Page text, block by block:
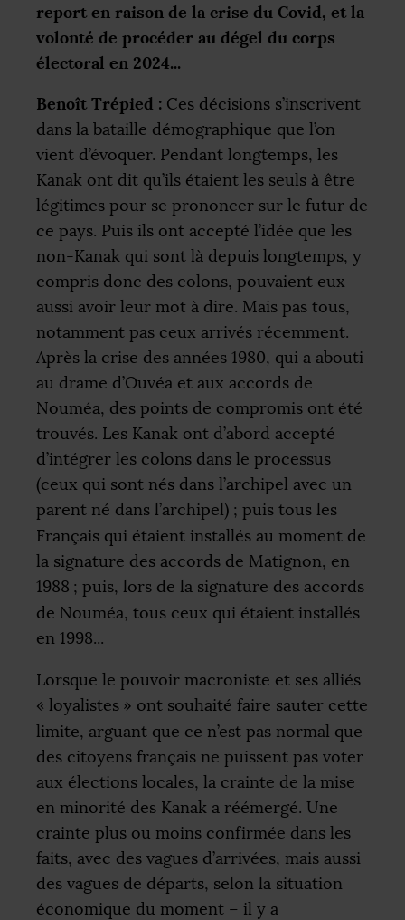
report en raison de la crise du Covid, et la
volonté de procéder au dégel du corps
électoral en 2024...
Benoît Trépied : Ces décisions s’inscrivent
dans la bataille démographique que l’on
vient d’évoquer. Pendant longtemps, les
Kanak ont dit qu’ils étaient les seuls à être
légitimes pour se prononcer sur le futur de
ce pays. Puis ils ont accepté l’idée que les
non-Kanak qui sont là depuis longtemps, y
compris donc des colons, pouvaient eux
aussi avoir leur mot à dire. Mais pas tous,
notamment pas ceux arrivés récemment.
Après la crise des années 1980, qui a abouti
au drame d’Ouvéa et aux accords de
Nouméa, des points de compromis ont été
trouvés. Les Kanak ont d’abord accepté
d’intégrer les colons dans le processus
(ceux qui sont nés dans l’archipel avec un
parent né dans l’archipel) ; puis tous les
Français qui étaient installés au moment de
la signature des accords de Matignon, en
1988 ; puis, lors de la signature des accords
de Nouméa, tous ceux qui étaient installés
en 1998...
Lorsque le pouvoir macroniste et ses alliés
« loyalistes » ont souhaité faire sauter cette
limite, arguant que ce n’est pas normal que
des citoyens français ne puissent pas voter
aux élections locales, la crainte de la mise
en minorité des Kanak a réémergé. Une
crainte plus ou moins confirmée dans les
faits, avec des vagues d’arrivées, mais aussi
des vagues de départs, selon la situation
économique du moment – il y a